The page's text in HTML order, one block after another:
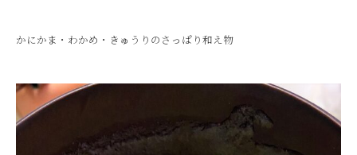
かにかま・わかめ・きゅうりのさっぱり和え物